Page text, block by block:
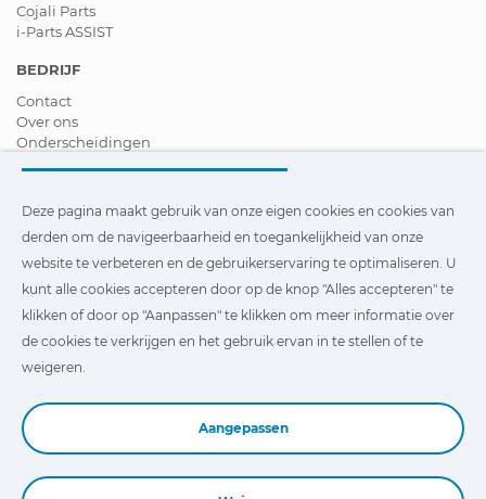
Cojali Parts
i-Parts ASSIST
BEDRIJF
Contact
Over ons
Onderscheidingen
Verdeler worden
Nieuws
Video´s
FAQ - V&A
van derden om de navigeerbaarheid en toegankelijkheid van
onze website te verbeteren en de gebruikerservaring te
optimaliseren. U kunt te klikken op
ervan in te stellen of te weigeren.
Deze pagina maakt gebruik van onze eigen cookies en cookies van
derden om de navigeerbaarheid en toegankelijkheid van onze
website te verbeteren en de gebruikerservaring te optimaliseren. U
kunt alle cookies accepteren door op de knop "Alles accepteren" te
klikken of door op "Aanpassen" te klikken om meer informatie over
de cookies te verkrijgen en het gebruik ervan in te stellen of te
weigeren.
Aangepassen